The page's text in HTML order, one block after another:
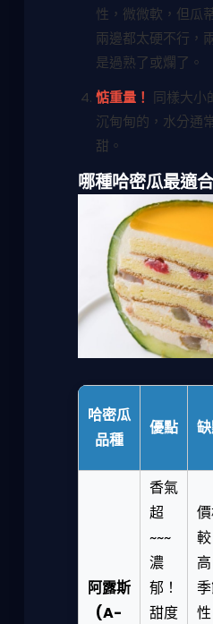
性，微微軟，但瓜
兩邊都太硬不行，
是過熟了或爛了。
惦重量！ 同樣大小
沉甸甸的，水分通
甜。
哪種哈密瓜最適
哈密瓜
品種
優點
阿露斯
(A-
香氣
超
~~~
濃
郁！
甜度
較
高
性